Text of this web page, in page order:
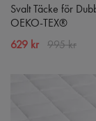
Svalt Täcke för
OEKO-TEX®
629 kr 995 kr